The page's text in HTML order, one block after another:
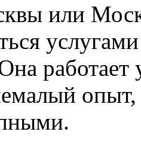
или
работает
опыт,